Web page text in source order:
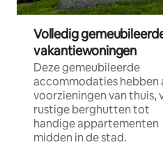
Volledig
vakantiewoningen
Deze gemeubileerde
accommodaties hebben
voorzieningen van thuis,
rustige berghutten tot
handige appartementen
midden in de stad.